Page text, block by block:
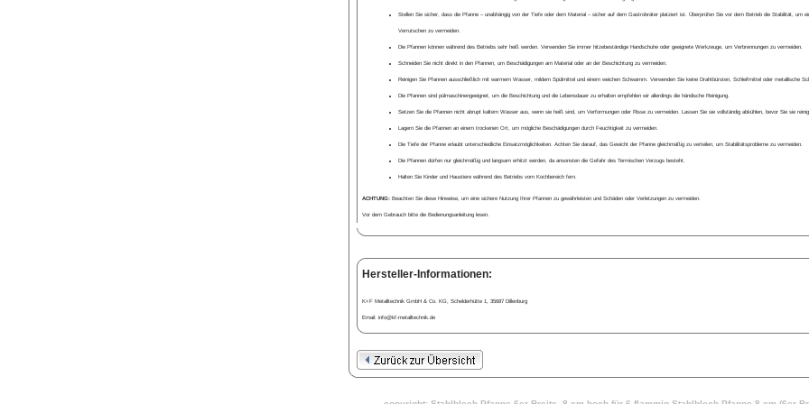
Stellen Sie sicher, dass die Pfanne – unabhängig von der Tiefe oder dem Material – sicher auf dem Gastrobräter platziert ist. Überprüfen Sie vor dem Betrieb die Stabilität, um
Verrutschen zu vermeiden.
Die Pfannen können während des Betriebs sehr heiß werden. Verwenden Sie immer hitzebeständige Handschuhe oder geeignete Werkzeuge, um Verbrennungen zu vermeiden.
Schneiden Sie nicht direkt in den Pfannen, um Beschädigungen am Material oder an der Beschichtung zu vermeiden.
Reinigen Sie Pfannen ausschließlich mit warmem Wasser, mildem Spülmittel und einem weichen Schwamm. Verwenden Sie keine Drahtbürsten, Schleifmittel oder metallische
Die Pfannen sind pülmaschinengeeignet, um die Beschichtung und die Lebensdauer zu erhalten empfehlen wir allerdings die händische Reinigung.
Setzen Sie die Pfannen nicht abrupt kaltem Wasser aus, wenn sie heiß sind, um Verformungen oder Risse zu vermeiden. Lassen Sie sie vollständig abkühlen, bevor Sie sie
Lagern Sie die Pfannen an einem trockenen Ort, um mögliche Beschädigungen durch Feuchtigkeit zu vermeiden.
Die Tiefe der Pfanne erlaubt unterschiedliche Einsatzmöglichkeiten. Achten Sie darauf, das Gewicht der Pfanne gleichmäßig zu verteilen, um Stabilitätsprobleme zu vermeiden.
Die Pfannen dürfen nur gleichmäßig und langsam erhitzt werden, da ansonsten die Gefahr des Termischen Verzugs besteht.
Halten Sie Kinder und Haustiere während des Betriebs vom Kochbereich fern.
ACHTUNG:Beachten Sie diese Hinweise, um eine sichere Nutzung Ihrer Pfannen zu gewährleisten und Schäden oder Verletzungen zu vermeiden.
Vor dem Gebrauch bitte die Bedienungsanleitung lesen.
Hersteller-Informationen:
K+F Metalltechnik GmbH & Co. KG, Schelderhütte 1, 35687 Dillenburg
Email: info@kf-metalltechnik.de